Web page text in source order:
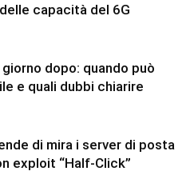
capacità del 6G
dopo: quando può
e quali dubbi chiarire
di mira i server di posta
exploit “Half-Click”